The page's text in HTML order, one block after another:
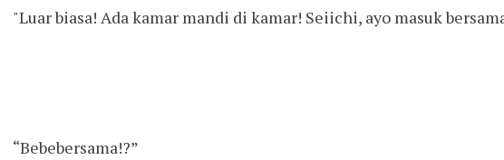
"Luar biasa! Ada kamar mandi di kamar! Seiichi, ayo masuk
“Bebebersama!?”